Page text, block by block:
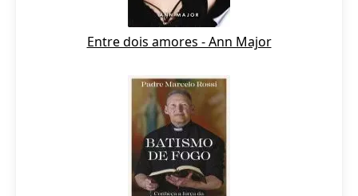
Entre dois amores - Ann Major